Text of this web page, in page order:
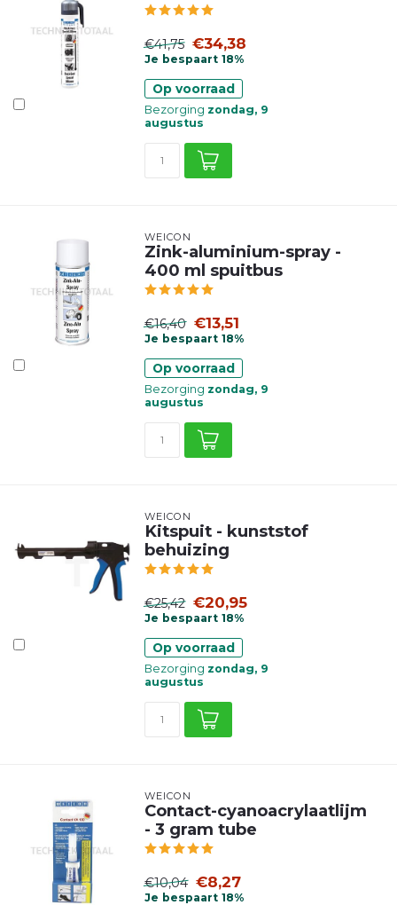
€41,75 €34,38
Je bespaart 18%
Op voorraad
Bezorging zondag, 9
augustus
WEICON
Zink-aluminium-spray -
400 ml spuitbus
€16,40 €13,51
Je bespaart 18%
Op voorraad
Bezorging zondag, 9
augustus
WEICON
Kitspuit - kunststof
behuizing
€25,42 €20,95
Je bespaart 18%
Op voorraad
Bezorging zondag, 9
augustus
WEICON
Contact-cyanoacrylaatlijm
- 3 gram tube
€10,04 €8,27
Je bespaart 18%